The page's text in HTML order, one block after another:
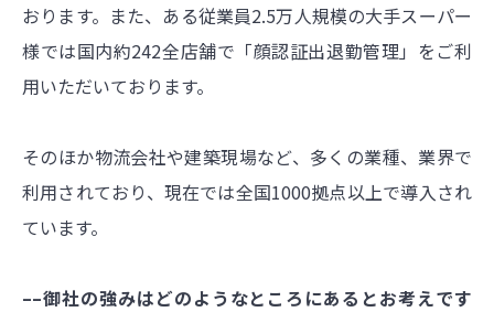
おります。また、ある従業員2.5万人規模の大手スーパー
様では国内約242全店舗で「顔認証出退勤管理」をご利
用いただいております。
そのほか物流会社や建築現場など、多くの業種、業界で
利用されており、現在では全国1000拠点以上で導入され
ています。
––御社の強みはどのようなところにあるとお考えです